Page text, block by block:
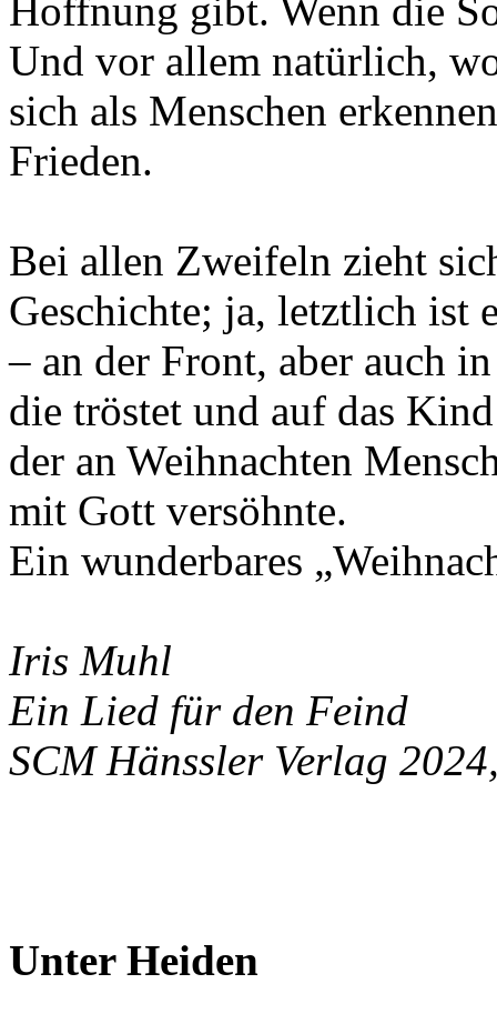
Hoffnung gibt. Wenn die
Und vor allem natürlich,
sich als Menschen
Frieden.
Bei allen Zweifeln zieht
Geschichte; ja, letztlich ist
– an der Front, aber auch
die tröstet und auf das
der an Weihnachten
mit Gott versöhnte.
Ein wunderbares
Iris Muhl
Ein Lied für den Feind
SCM Hänssler Verlag
Unter Heiden